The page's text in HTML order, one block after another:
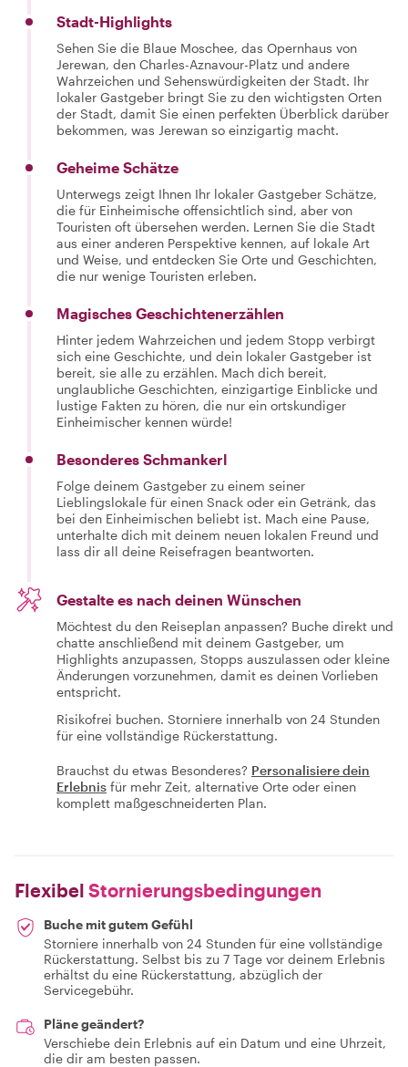
Stadt-Highlights
Sehen Sie die Blaue Moschee, das Opernhaus von
Jerewan, den Charles-Aznavour-Platz und andere
Wahrzeichen und Sehenswürdigkeiten der Stadt. Ihr
lokaler Gastgeber bringt Sie zu den wichtigsten Orten
der Stadt, damit Sie einen perfekten Überblick darüber
bekommen, was Jerewan so einzigartig macht.
Geheime Schätze
Unterwegs zeigt Ihnen Ihr lokaler Gastgeber Schätze,
die für Einheimische offensichtlich sind, aber von
Touristen oft übersehen werden. Lernen Sie die Stadt
aus einer anderen Perspektive kennen, auf lokale Art
und Weise, und entdecken Sie Orte und Geschichten,
die nur wenige Touristen erleben.
Magisches Geschichtenerzählen
Hinter jedem Wahrzeichen und jedem Stopp verbirgt
sich eine Geschichte, und dein lokaler Gastgeber ist
bereit, sie alle zu erzählen. Mach dich bereit,
unglaubliche Geschichten, einzigartige Einblicke und
lustige Fakten zu hören, die nur ein ortskundiger
Einheimischer kennen würde!
Besonderes Schmankerl
Folge deinem Gastgeber zu einem seiner
Lieblingslokale für einen Snack oder ein Getränk, das
bei den Einheimischen beliebt ist. Mach eine Pause,
unterhalte dich mit deinem neuen lokalen Freund und
lass dir all deine Reisefragen beantworten.
Gestalte es nach deinen Wünschen
Möchtest du den Reiseplan anpassen? Buche direkt und
chatte anschließend mit deinem Gastgeber, um
Highlights anzupassen, Stopps auszulassen oder kleine
Änderungen vorzunehmen, damit es deinen Vorlieben
entspricht.
Risikofrei buchen. Storniere innerhalb von 24 Stunden
für eine vollständige Rückerstattung.
Brauchst du etwas Besonderes? Personalisiere dein
Erlebnis für mehr Zeit, alternative Orte oder einen
komplett maßgeschneiderten Plan.
Flexibel Stornierungsbedingungen
Buche mit gutem Gefühl
Storniere innerhalb von 24 Stunden für eine vollständige
Rückerstattung. Selbst bis zu 7 Tage vor deinem Erlebnis
erhältst du eine Rückerstattung, abzüglich der
Servicegebühr.
Pläne geändert?
Verschiebe dein Erlebnis auf ein Datum und eine Uhrzeit,
die dir am besten passen.